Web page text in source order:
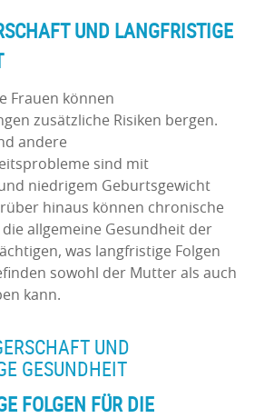
UND LANGFRISTIGE
Frauen können
zusätzliche Risiken bergen.
andere
sind mit
niedrigem Geburtsgewicht
hinaus können chronische
allgemeine Gesundheit der
was langfristige Folgen
sowohl der Mutter als auch
kann.
UND
GESUNDHEIT
FOLGEN FÜR DIE